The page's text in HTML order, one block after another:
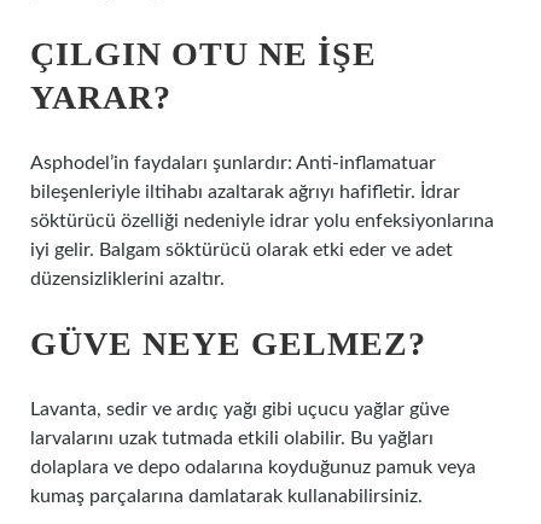
ÇILGIN OTU NE IŞE
YARAR?
Asphodel’in faydaları şunlardır: Anti-inflamatuar
bileşenleriyle iltihabı azaltarak ağrıyı hafifletir. İdrar
söktürücü özelliği nedeniyle idrar yolu enfeksiyonlarına
iyi gelir. Balgam söktürücü olarak etki eder ve adet
düzensizliklerini azaltır.
GÜVE NEYE GELMEZ?
Lavanta, sedir ve ardıç yağı gibi uçucu yağlar güve
larvalarını uzak tutmada etkili olabilir. Bu yağları
dolaplara ve depo odalarına koyduğunuz pamuk veya
kumaş parçalarına damlatarak kullanabilirsiniz.